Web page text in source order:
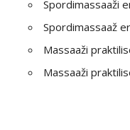
Spordimassaaži
Spordimassaaž
Massaaži
Massaaži